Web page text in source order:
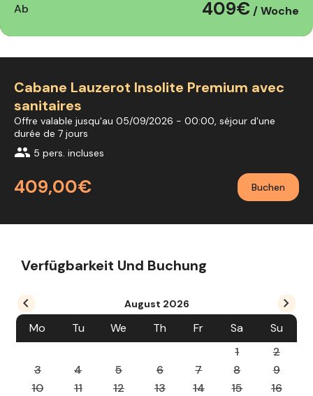
Ab 409€ / Woche
Cabane Lauzerot Insolite Premium avec
sanitaires
Offre valable jusqu'au 05/09/2026 - 00:00, séjour d'une
durée de 7 jours
group 5 pers. incluses
409,00€ Buchen
Verfügbarkeit Und Buchung
August 2026
Mo Tu We Th Fr Sa
Su
1
2
3
4 5 6 7 8
9
10
11 12 13 14 15
16